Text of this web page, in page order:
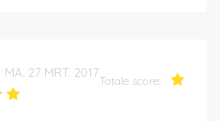
MA. 27 MRT. 2017
Totale score: